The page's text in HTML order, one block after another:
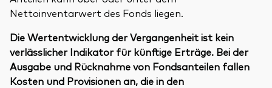
Nettoinventarwert des Fonds liegen.
Die Wertentwicklung der Vergangenheit ist kein
verlässlicher Indikator für künftige Erträge. Bei der
Ausgabe und Rücknahme von Fondsanteilen fallen
Kosten und Provisionen an, die in den